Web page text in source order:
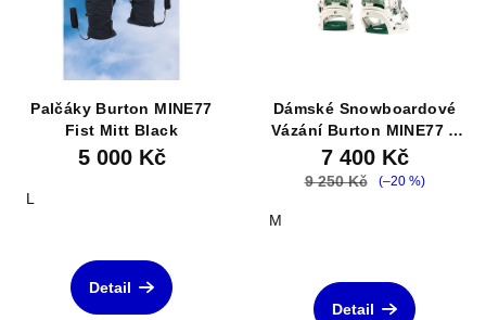
Palčáky Burton MINE77
Fist Mitt Black
5 000 Kč
L
Detail
Dámské Snowboardové
Vázání Burton MINE77 x
Underberg Lexa X EST®
7 400 Kč
9 250 Kč (–20 %)
M
Detail